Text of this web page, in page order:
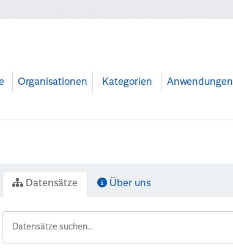
Organisationen Kategorien Anwendungen
Datensätze Über uns